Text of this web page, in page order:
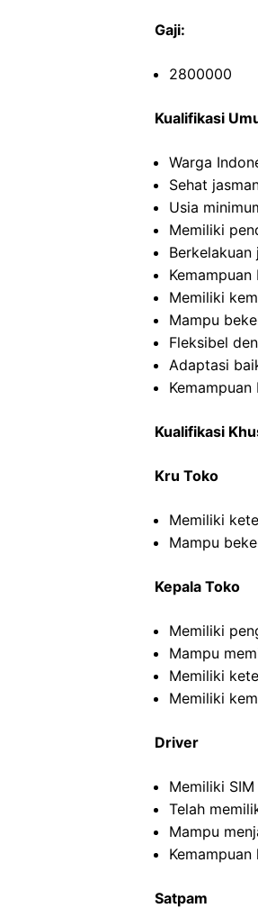
Gaji:
2800000
Kualifikasi
Warga
Sehat
Usia
Memiliki
Memiliki
Mampu
Fleksibel
Adaptasi
Kualifikasi
Kru Toko
Memiliki
Mampu
Kepala Toko
Memiliki
Mampu
Memiliki
Memiliki
Driver
Memiliki SIM
Telah
Mampu
Satpam